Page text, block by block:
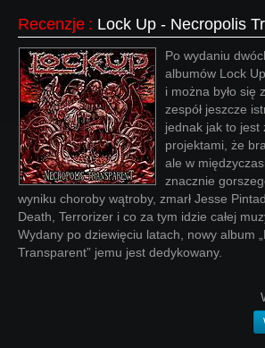
Recenzje : Lock Up - Necropolis
Po wydaniu
albumów Lock
i można było się
zespół jeszcze
jednak jak to jest
projektami, że
ale w
znacznie
wyniku choroby wątroby, zmarł Jesse
Death, Terrorizer i co za tym idzie całej
Wydany po dziewięciu latach, nowy album
Transparent” jemu jest dedykowany.